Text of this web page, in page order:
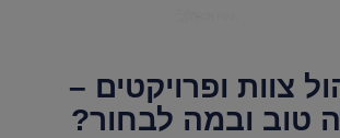
צוות ופרויקטים –
טוב ובמה לבחור?